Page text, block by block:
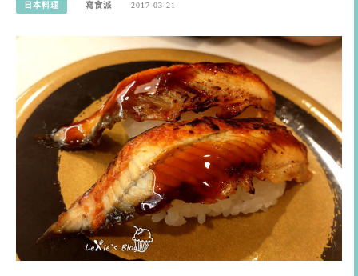
日本料理 寫食派 2017-03-21